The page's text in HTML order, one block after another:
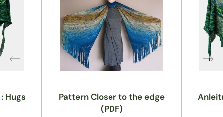
Hugs
Pattern Closer to the edge
(PDF)